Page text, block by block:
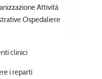
Attività
Ospedaliere
clinici
i reparti